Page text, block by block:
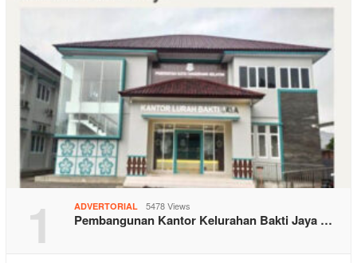
1 ADVERTORIAL 5478 Views
Pembangunan Kantor Kelurahan Bakti Jaya …